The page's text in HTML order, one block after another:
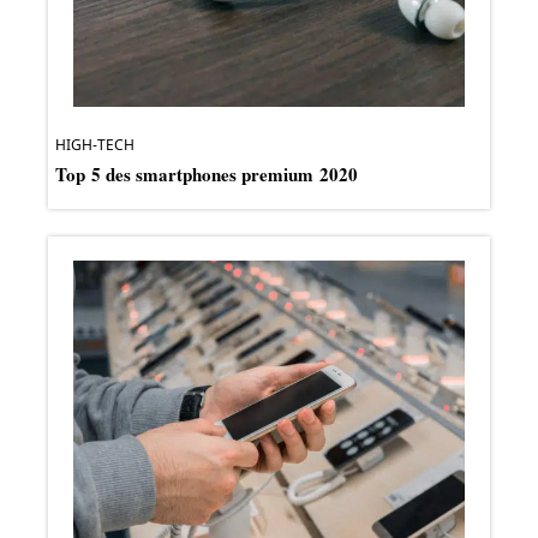
HIGH-TECH
Top 5 des smartphones premium 2020